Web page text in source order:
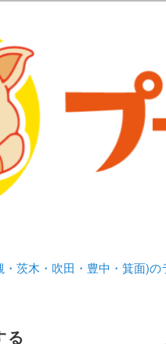
満腹日記 |
)のランチ＆
茨木・吹田・豊中・箕面)
る